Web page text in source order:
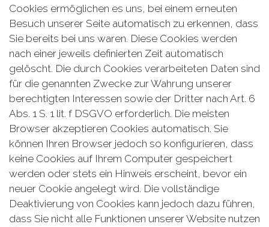
Cookies ermöglichen es uns, bei einem erneuten
Besuch unserer Seite automatisch zu erkennen, dass
Sie bereits bei uns waren. Diese Cookies werden
nach einer jeweils definierten Zeit automatisch
gelöscht. Die durch Cookies verarbeiteten Daten sind
für die genannten Zwecke zur Wahrung unserer
berechtigten Interessen sowie der Dritter nach Art. 6
Abs. 1 S. 1 lit. f DSGVO erforderlich. Die meisten
Browser akzeptieren Cookies automatisch. Sie
können Ihren Browser jedoch so konfigurieren, dass
keine Cookies auf Ihrem Computer gespeichert
werden oder stets ein Hinweis erscheint, bevor ein
neuer Cookie angelegt wird. Die vollständige
Deaktivierung von Cookies kann jedoch dazu führen,
dass Sie nicht alle Funktionen unserer Website nutzen